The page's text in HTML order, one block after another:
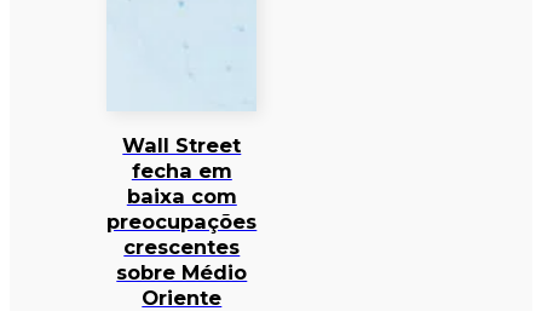
Wall Street
fecha em
baixa com
preocupações
crescentes
sobre Médio
Oriente